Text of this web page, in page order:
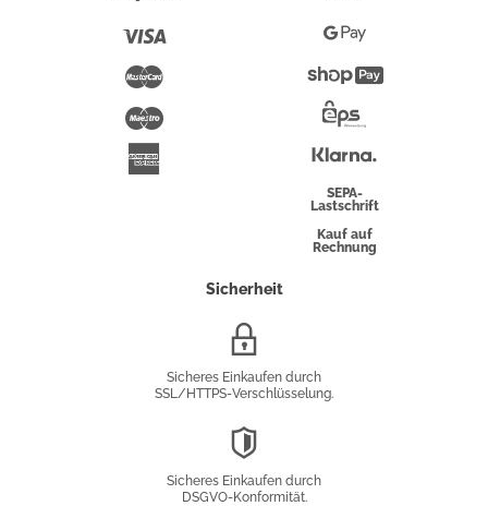
Maestro
Pay
Google
PayShopify
Überweisung
SEPA-
Lastschrift
Kauf auf
Rechnung
Sicherheit
Sicheres Einkaufen durch
SSL/HTTPS-Verschlüsselung.
Sicheres Einkaufen durch
DSGVO-Konformität.